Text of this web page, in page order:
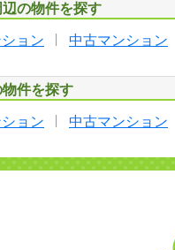
の物件を探す
ョン 中古マンション
物件を探す
ョン 中古マンション